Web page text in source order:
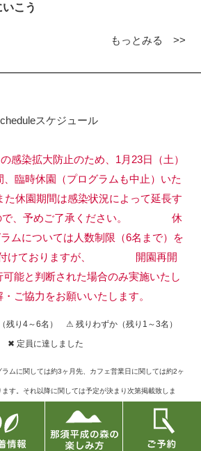
こう
もっとみる >>
スケジュール
感染拡大防止のため、1月23日（土）
、臨時休園（プログラムも中止）いた
期間は感染状況によって延長す
、予めご了承ください。
休
ムについては人数制限（6名まで）を
けておりますが、
開園再開
能と判断された場合のみ実施いたし
ご協力をお願いいたします。
残り4～6名） ⚠ 残りわずか（残り1～3名）
✖ 定員に達しました
ムに関しては約3ヶ月先、カフェ営業日に関しては約2ヶ
す。それ以降に関しては予定が決まり次第掲載致しま
ンセルが出た場合には再募集もございますので、お問い
認下さい。